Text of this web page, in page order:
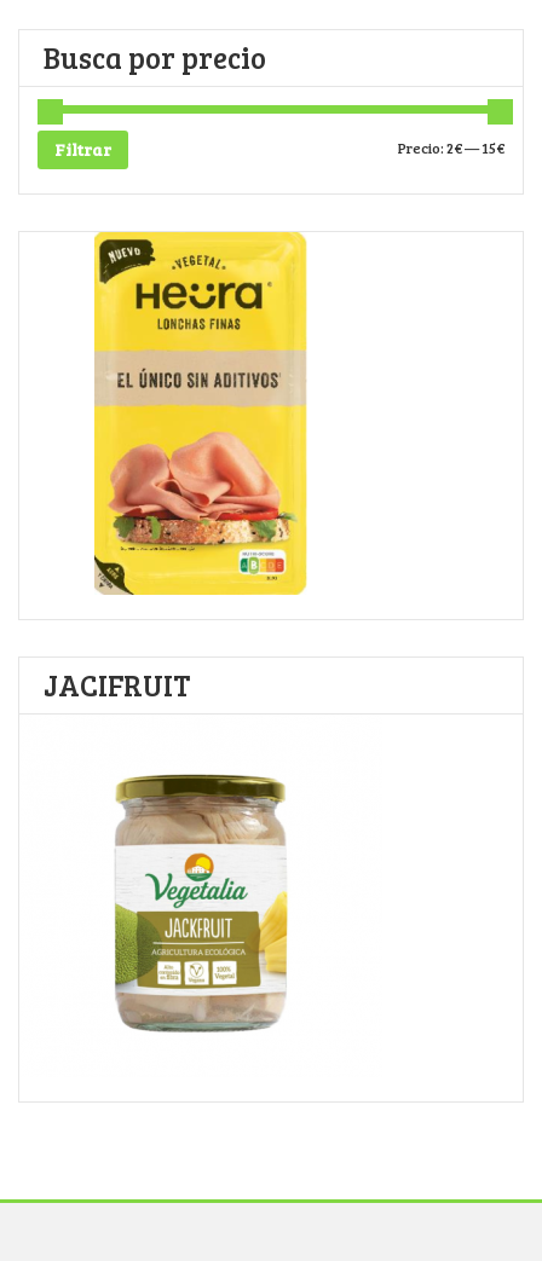
Busca por precio
Filtrar Precio:2€—15€
JACIFRUIT